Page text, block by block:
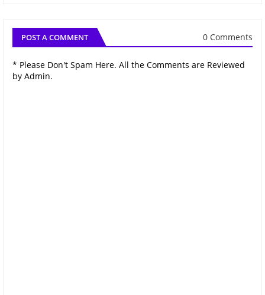
POST A COMMENT 0 Comments
* Please Don't Spam Here. All the Comments are Reviewed
by Admin.